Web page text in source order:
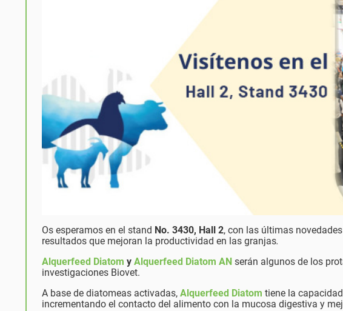
Os esperamos en el stand No. 3430, Hall 2, con las últimas
resultados que mejoran la productividad en las granjas.
Alquerfeed Diatom y Alquerfeed Diatom AN serán algunos de los
investigaciones Biovet.
A base de diatomeas activadas, Alquerfeed Diatom tiene la
incrementando el contacto del alimento con la mucosa digestiva y